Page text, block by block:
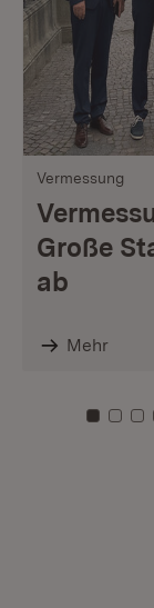
Vermessung
Große
ab
Mehr
ZuZu